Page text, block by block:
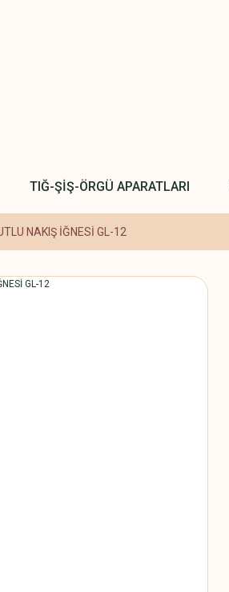
TIĞ-ŞİŞ-ÖRGÜ APARATLARI
NAKIŞ İĞNESİ GL-12